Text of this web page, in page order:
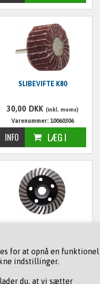
for at opnå en funktionel
indstillinger.
du, at vi sætter
SLIBEVIFTE K80
30,00 DKK (inkl. moms)
Varenummer: 10060306
3.725,00 DKK (inkl. moms)
Varenummer: 10009201 - 1